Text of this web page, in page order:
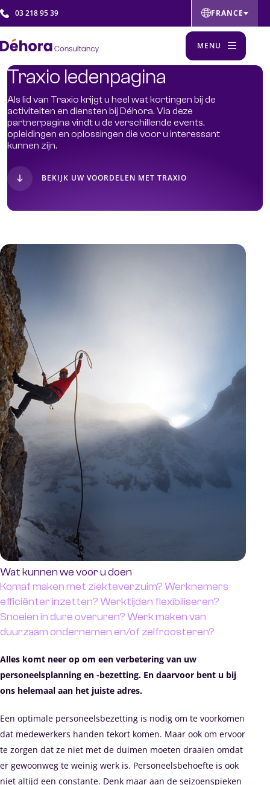
03 218 95 39 FRANCE
BELGIË
ČESKÁ REPUBLIKA
NEDERLAND
POLSKA
MIDDLE EAST
Solutions
Notre expertise
Academy
Nos secteurs
Contact
Emploi
Where are you looking for?
MENU
Traxio ledenpagina
Als lid van Traxio krijgt u heel wat kortingen bij de
activiteiten en diensten bij Déhora. Via deze
partnerpagina vindt u de verschillende events,
opleidingen en oplossingen die voor u interessant
kunnen zijn.
BEKIJK UW VOORDELEN MET TRAXIO
Wat kunnen we voor u doen
Komaf maken met ziekteverzuim? Werknemers
efficiënter inzetten? Werktijden flexibiliseren?
Snoeien in dure overuren? Werk maken van
duurzaam ondernemen en/of zelfroosteren?
Alles komt neer op om een verbetering van uw
personeelsplanning en -bezetting. En daarvoor bent u bij
ons helemaal aan het juiste adres.
Een optimale personeelsbezetting is nodig om te voorkomen
dat medewerkers handen tekort komen. Maar ook om ervoor
te zorgen dat ze niet met de duimen moeten draaien omdat
er gewoonweg te weinig werk is. Personeelsbehoefte is ook
niet altijd een constante. Denk maar aan de seizoenspieken